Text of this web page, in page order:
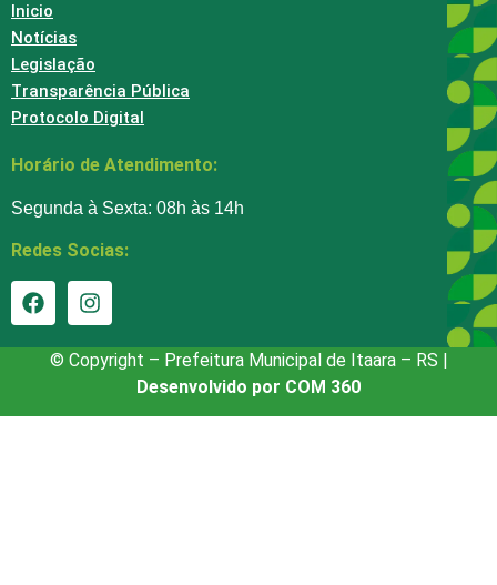
Inicio
Notícias
Legislação
Transparência Pública
Protocolo Digital
Horário de Atendimento:
Segunda à Sexta: 08h às 14h
Redes Socias:
© Copyright – Prefeitura Municipal de Itaara – RS |
Desenvolvido por COM 360